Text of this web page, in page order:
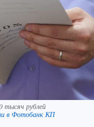
тысяч рублей
в Фотобанк КП